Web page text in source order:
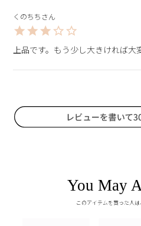
くのちち
上品です。もう少し大きければ大
You May
このアイテムを買った人